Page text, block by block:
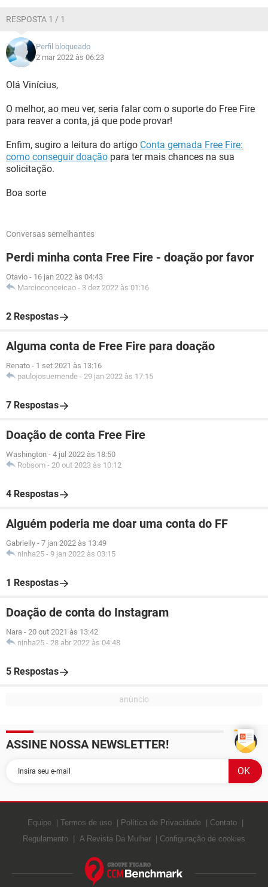
RESPOSTA 1 / 1
Perfil bloqueado
2 mar 2022 às 06:23
Olá Vinícius,
O melhor, ao meu ver, seria falar com o suporte do Free Fire
para reaver a conta, já que pode provar!
Enfim, sugiro a leitura do artigo Conta gemada Free Fire:
como conseguir doação para ter mais chances na sua
solicitação.
Boa sorte
Conversas semelhantes
Perdi minha conta Free Fire - doação por favor
Otavio - 16 jan 2022 às 04:43
Marcioconceicao - 3 dez 2022 às 01:16
2 Respostas
Alguma conta de Free Fire para doação
Renato - 1 set 2021 às 13:16
paulojosuemende - 29 jan 2022 às 17:15
7 Respostas
Doação de conta Free Fire
Washington - 4 jul 2022 às 18:50
Robsom - 20 out 2023 às 10:12
4 Respostas
Alguém poderia me doar uma conta do FF
Gabrielly - 7 jan 2022 às 13:49
ninha25 - 9 jan 2022 às 03:15
1 Respostas
Doação de conta do Instagram
Nara - 20 out 2021 às 13:42
ninha25 - 28 abr 2022 às 04:48
5 Respostas
ASSINE NOSSA NEWSLETTER!
Equipe Termos de uso Política de Privacidade
Contato
Regulamento
A Revista Da Mulher Configuração de cookies